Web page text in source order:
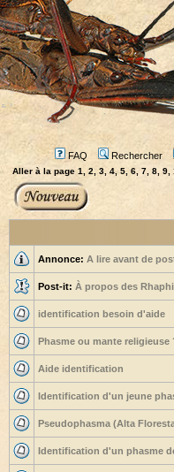
FAQ Rechercher
Aller à la page 1 2 3 4, 5 6 7 8 9
Annonce: A lire avant de
Post-it: À propos des
identification besoin d'aide
Phasme ou mante religieuse
Aide identification
Identification d'un jeune
Pseudophasma (Alta
Identification d'un phasme